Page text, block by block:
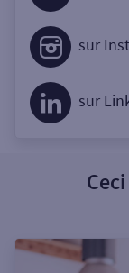
sur
sur